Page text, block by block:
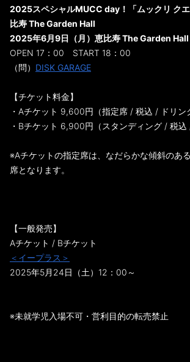
2025スペシャルMUCC day！「ムックリ ク
比寿 The Garden Hall
2025年6月9日（月）恵比寿 The Garden Hall
OPEN 17：00 START 18：00
（問） DISK GARAGE
【チケット料金】
・Aチケット 9,600円（指定席 / 税込 / ドリン
・Bチケット 6,900円（スタンディング / 税込
※Aチケットの指定席は、なだらかな傾斜のあ
席となります。
【一般発売】
Aチケット / Bチケット
＜イープラス＞
2025年5月24日（土）12：00～
※未就学児入場不可・営利目的の転売禁止